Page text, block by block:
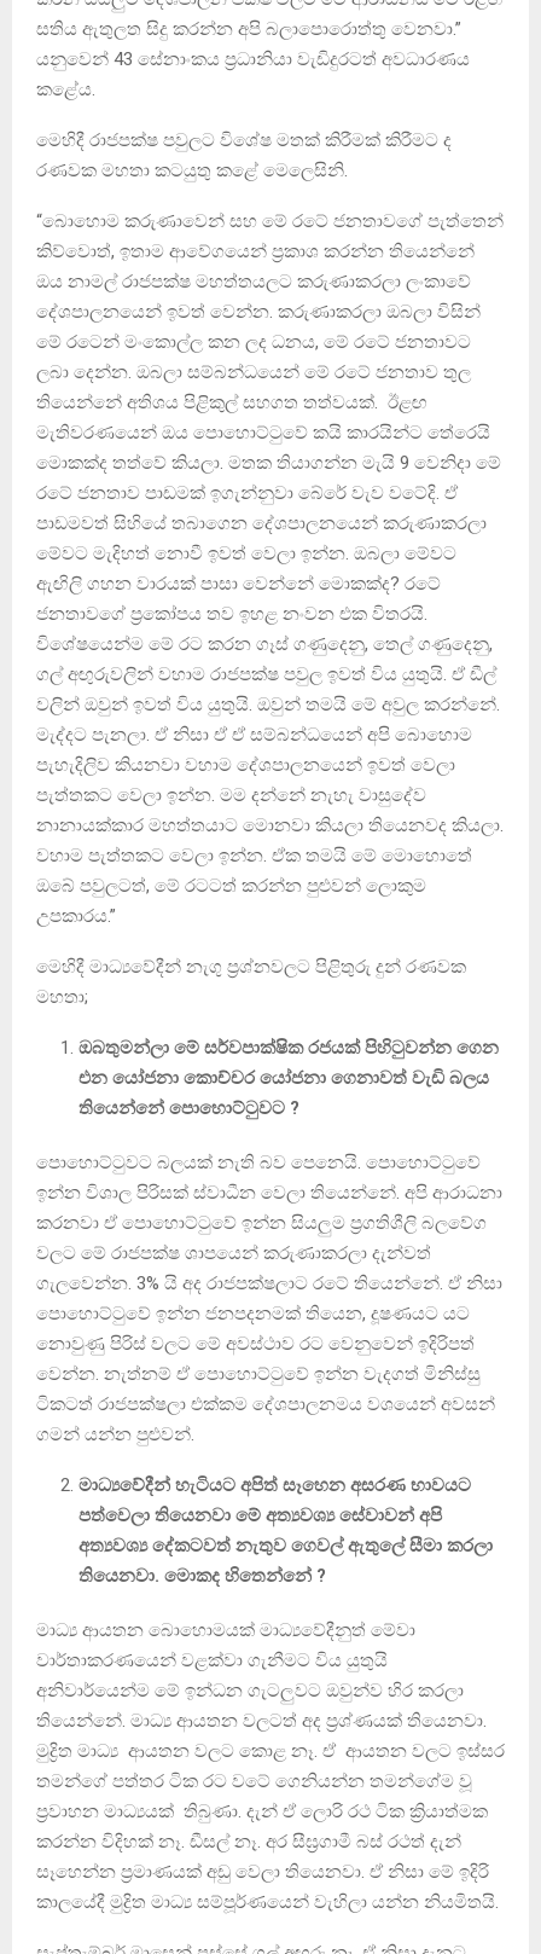
සතිය ඇතුලත සිදු කරන්න අපි බලාපොරොත්තු වෙනවා.”
යනුවෙන් 43 සේනාංකය ප්‍රධානියා වැඩිදුරටත් අවධාරණය
කළේය.
මෙහිදී රාජපක්ෂ පවුලට විශේෂ මතක් කිරීමක් කිරීමට ද
රණවක මහතා කටයුතු කළේ මෙලෙසිනි.
“බොහොම කරුණාවෙන් සහ මේ රටේ ජනතාවගේ පැත්තෙන්
කිව්වොත්, ඉතාම ආවේගයෙන් ප්‍රකාශ කරන්න තියෙන්නේ
ඔය නාමල් රාජපක්ෂ මහත්තයලට කරුණාකරලා ලංකාවේ
දේශපාලනයෙන් ඉවත් වෙන්න. කරුණාකරලා ඔබලා විසින්
මේ රටෙන් මංකොල්ල කන ලද ධනය, මේ රටේ ජනතාවට
ලබා දෙන්න. ඔබලා සම්බන්ධයෙන් මේ රටේ ජනතාව තුල
තියෙන්නේ අතිශය පිළිකුල් සහගත තත්වයක්. ඊළඟ
මැතිවරණයෙන් ඔය පොහොට්ටුවේ කයි කාරයින්ට තේරෙයි
මොකක්ද තත්වේ කියලා. මතක තියාගන්න මැයි 9 වෙනිදා මේ
රටේ ජනතාව පාඩමක් ඉගැන්නුවා බේරේ වැව වටේදි. ඒ
පාඩමවත් සිහියේ තබාගෙන දේශපාලනයෙන් කරුණාකරලා
මේවට මැදිහත් නොවී ඉවත් වෙලා ඉන්න. ඔබලා මේවට
ඇඟිලි ගහන වාරයක් පාසා වෙන්නේ මොකක්ද? රටේ
ජනතාවගේ ප්‍රකෝපය තව ඉහළ නංවන එක විතරයි.
විශේෂයෙන්ම මේ රට කරන ගෑස් ගණුදෙනු, තෙල් ගණුදෙනු,
ගල් අඟුරුවලින් වහාම රාජපක්ෂ පවුල ඉවත් විය යුතුයි. ඒ ඩීල්
වලින් ඔවුන් ඉවත් විය යුතුයි. ඔවුන් තමයි මේ අවුල කරන්නේ.
මැද්දට පැනලා. ඒ නිසා ඒ ඒ සම්බන්ධයෙන් අපි බොහොම
පැහැදිලිව කියනවා වහාම දේශපාලනයෙන් ඉවත් වෙලා
පැත්තකට වෙලා ඉන්න. මම දන්නේ නැහැ වාසුදේව
නානායක්කාර මහත්තයාට මොනවා කියලා තියෙනවද කියලා.
වහාම පැත්තකට වෙලා ඉන්න. ඒක තමයි මේ මොහොතේ
ඔබේ පවුලටත්, මේ රටටත් කරන්න පුළුවන් ලොකුම
උපකාරය.”
මෙහිදී මාධ්‍යවේදීන් නැගු ප්‍රශ්නවලට පිළිතුරු දුන් රණවක
මහතා;
ඔබතුමන්ලා මේ සර්වපාක්ෂික රජයක් පිහිටුවන්න ගෙන
එන යෝජනා කොච්චර යෝජනා ගෙනාවත් වැඩි බලය
තියෙන්නේ පොහොට්ටුවට ?
පොහොට්ටුවට බලයක් නැති බව පෙනෙයි. පොහොට්ටුවේ
ඉන්න විශාල පිරිසක් ස්වාධීන වෙලා තියෙන්නේ. අපි ආරාධනා
කරනවා ඒ පොහොට්ටුවේ ඉන්න සියලුම ප්‍රගතිශීලි බලවේග
වලට මේ රාජපක්ෂ ශාපයෙන් කරුණාකරලා දැන්වත්
ගැලවෙන්න. 3% යි අද රාජපක්ෂලාට රටේ තියෙන්නේ. ඒ නිසා
පොහොට්ටුවේ ඉන්න ජනපදනමක් තියෙන, දූෂණයට යට
නොවුණු පිරිස් වලට මේ අවස්ථාව රට වෙනුවෙන් ඉදිරිපත්
වෙන්න. නැත්නම් ඒ පොහොට්ටුවේ ඉන්න වැදගත් මිනිස්සු
ටිකටත් රාජපක්ෂලා එක්කම දේශපාලනමය වශයෙන් අවසන්
ගමන් යන්න පුළුවන්.
මාධ්‍යවේදීන් හැටියට අපිත් සෑහෙන අසරණ භාවයට
පත්වෙලා තියෙනවා මේ අත්‍යවශ්‍ය සේවාවන් අපි
අත්‍යවශ්‍ය දේකටවත් නැතුව ගෙවල් ඇතුලේ සීමා කරලා
තියෙනවා. මොකද හිතෙන්නේ ?
මාධ්‍ය ආයතන බොහොමයක් මාධ්‍යවේදීනුත් මේවා
වාර්තාකරණයෙන් වළක්වා ගැනීමට විය යුතුයි
අනිවාර්යෙන්ම මේ ඉන්ධන ගැටලුවට ඔවුන්ව හිර කරලා
තියෙන්නේ. මාධ්‍ය ආයතන වලටත් අද ප්‍රශ්ණයක් තියෙනවා.
මුද්‍රිත මාධ්‍ය ආයතන වලට කොළ නෑ. ඒ ආයතන වලට ඉස්සර
තමන්ගේ පත්තර ටික රට වටේ ගෙනියන්න තමන්ගේම වූ
ප්‍රවාහන මාධ්‍යයක් තිබුණා. දැන් ඒ ලොරි රථ ටික ක්‍රියාත්මක
කරන්න විදිහක් නෑ. ඩීසල් නෑ. අර සීඝ්‍රගාමී බස් රථත් දැන්
සෑහෙන්න ප්‍රමාණයක් අඩු වෙලා තියෙනවා. ඒ නිසා මේ ඉදිරි
කාලයේදී මුද්‍රිත මාධ්‍ය සම්පූර්ණයෙන් වැහිලා යන්න නියමිතයි.